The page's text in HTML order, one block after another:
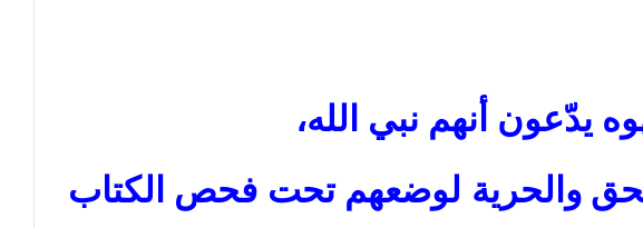
يدّعون أنهم نبي الله،
والحرية لوضعهم تحت فحص الكتاب